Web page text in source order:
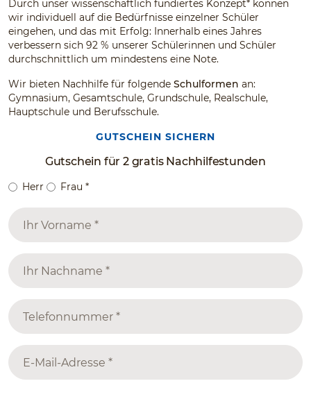
Durch unser wissenschaftlich fundiertes Konzept* können
wir individuell auf die Bedürfnisse einzelner Schüler
eingehen, und das mit Erfolg: Innerhalb eines Jahres
verbessern sich 92 % unserer Schülerinnen und Schüler
durchschnittlich um mindestens eine Note.
Wir bieten Nachhilfe für folgende Schulformen an:
Gymnasium, Gesamtschule, Grundschule, Realschule,
Hauptschule und Berufsschule.
GUTSCHEIN SICHERN
Gutschein für 2 gratis Nachhilfestunden
Herr Frau *